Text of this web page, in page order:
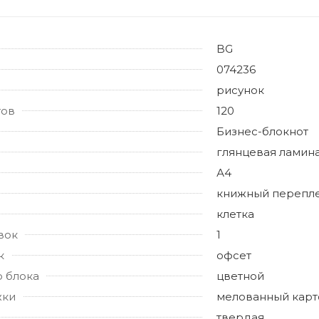
BG
074236
рисунок
120
Бизнес-блокнот
глянцевая
А4
книжный
клетка
1
офсет
блока
цветной
мелованный